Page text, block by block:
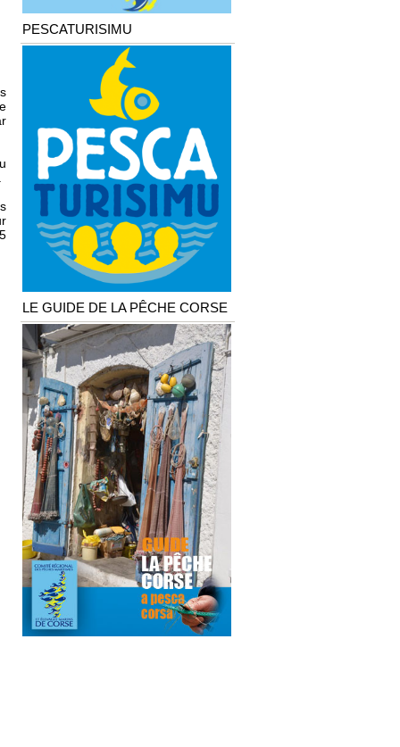
PESCATURISIMU
LE GUIDE DE LA PÊCHE CORSE